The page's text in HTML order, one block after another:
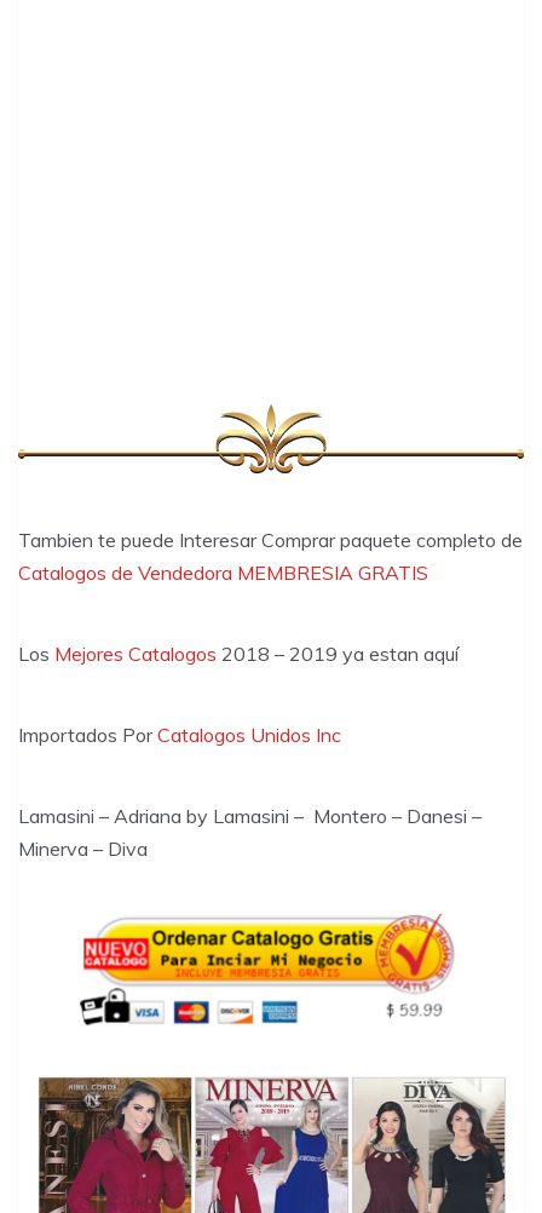
Tambien te puede Interesar Comprar paquete completo de
Catalogos de Vendedora MEMBRESIA GRATIS
Los Mejores Catalogos 2018 – 2019 ya estan aquí
Importados PorCatalogos Unidos Inc
Lamasini – Adriana by Lamasini – Montero – Danesi –
Minerva – Diva